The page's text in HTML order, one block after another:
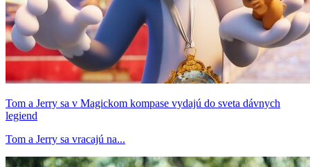
Tom a Jerry sa v Magickom kompase vydajú do sveta dávnych
legiend
Tom a Jerry sa vracajú na...